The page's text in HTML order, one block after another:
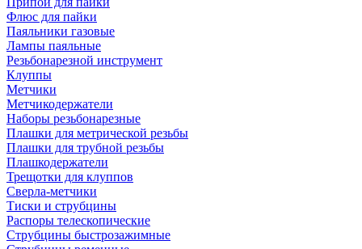
Флюс для пайки
Паяльники газовые
Лампы паяльные
Резьбонарезной инструмент
Клуппы
Метчики
Метчикодержатели
Наборы резьбонарезные
Плашки для метрической резьбы
Плашки для трубной резьбы
Плашкодержатели
Трещотки для клуппов
Сверла-метчики
Тиски и струбцины
Распоры телескопические
Струбцины быстрозажимные